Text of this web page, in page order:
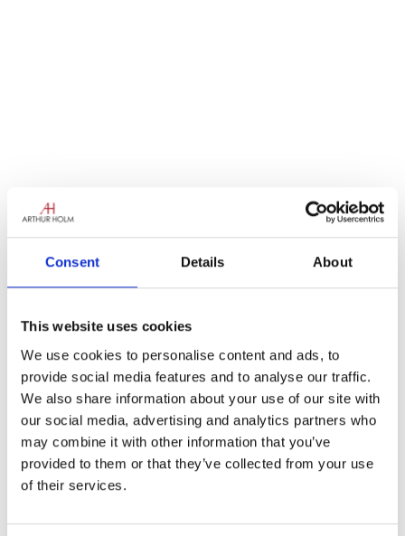
Consent Details About
This website uses cookies
We use cookies to personalise content and ads, to
provide social media features and to analyse our traffic.
We also share information about your use of our site with
our social media, advertising and analytics partners who
may combine it with other information that you’ve
provided to them or that they’ve collected from your use
of their services.
La sede de la Fundació Dúctil Benito en
Manlleu (Barcelona) cobró vida el pasado
jueves con el brillo de la 9ª Gala de los
Premios Innovacat.Desde 2006, estos
premios bienales han destacado el espíritu
vibrante y la innovación incesante de las
empresas que transforman las comarcas de
Osona y el Lluçanès, justo al norte de
Ayuntamiento de Manlleu y empresas